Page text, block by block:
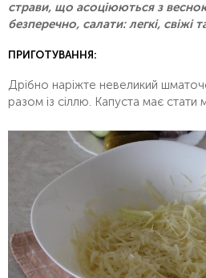
страви, що асоціюються з
безперечно, салати: легкі, свіжі
ПРИГОТУВАННЯ:
Дрібно наріжте невеликий
разом із сіллю. Капуста має